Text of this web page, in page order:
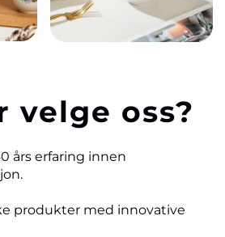
velge oss?
års erfaring innen
produkter med innovative